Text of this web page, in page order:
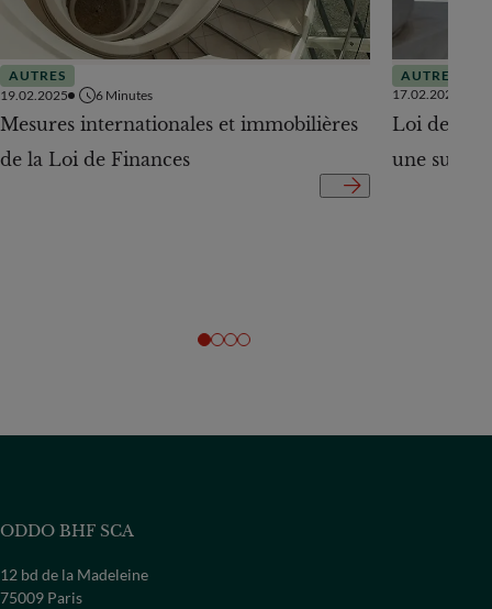
AUTRES
19.02.2025
6 Minutes
Mesures internationales et immobilières
de la Loi de Finances
AUTRES
17.02.2025
Loi de
une
ODDO BHF SCA
12 bd de la Madeleine
75009 Paris